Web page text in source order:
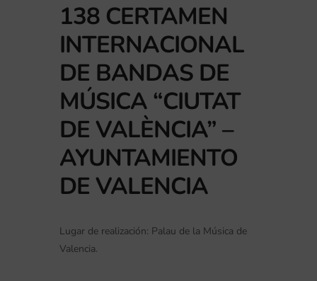
138 CERTAMEN
INTERNACIONAL
DE BANDAS DE
MÚSICA “CIUTAT
DE VALÈNCIA” –
AYUNTAMIENTO
DE VALENCIA
Lugar de realización: Palau de la Música de
Valencia.